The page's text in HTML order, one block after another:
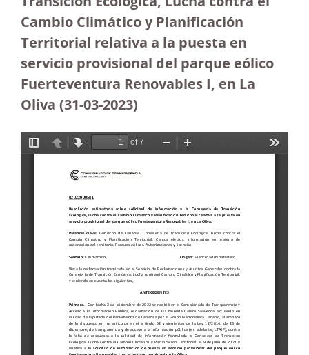
Cambio Climático y Planificación
Territorial relativa a la puesta en
servicio provisional del parque eólico
Fuerteventura Renovables I, en La
Oliva (31-03-2023)